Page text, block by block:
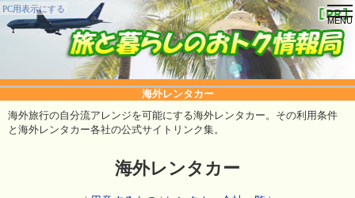
海外レンタカー
海外旅行の自分流アレンジを可能にする海外レンタカー。その利用条件
と海外レンタカー各社の公式サイトリンク集。
PC用表示にする
海外レンタカー